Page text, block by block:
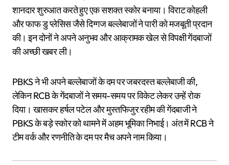
शानदार शुरुआत करते हुए एक सशक्त स्कोर बनाया। विराट कोहली
और फाफ डु प्लेसिस जैसे दिग्गज बल्लेबाजों ने पारी को मजबूती प्रदान
की। इन दोनों ने अपने अनुभव और आक्रामक खेल से विपक्षी गेंदबाजों
की अच्छी खबर ली।
PBKS ने भी अपने बल्लेबाजों के दम पर जबरदस्त बल्लेबाजी की,
लेकिन RCB के गेंदबाजों ने समय-समय पर विकेट लेकर उन्हें रोक
दिया। खासकर हर्षल पटेल और मुस्तफिजुर रहीम की गेंदबाजी ने
PBKS के बड़े स्कोर को थामने में अहम भूमिका निभाई। अंत में RCB ने
टीम वर्क और रणनीति के दम पर मैच अपने नाम किया।